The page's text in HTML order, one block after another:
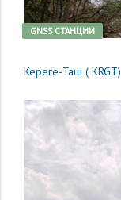
GNSS CТАНЦИИ
Кереге-Таш ( KRGT)